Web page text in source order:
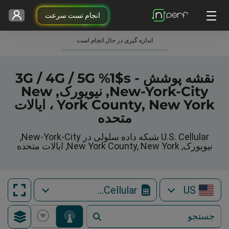
انجام تست سرعت
اندازه گیری در حال انجام است
نقشه پوشش 3G / 4G / 5G %1$s -
New-York-City, نیویورک, New
York County, New York ، ایالات
متحده
U.S. Cellular شبکه داده سلولی در New-York-City,
نیویورک, New York County, New York, ایالات متحده
US
U.S. Cellular